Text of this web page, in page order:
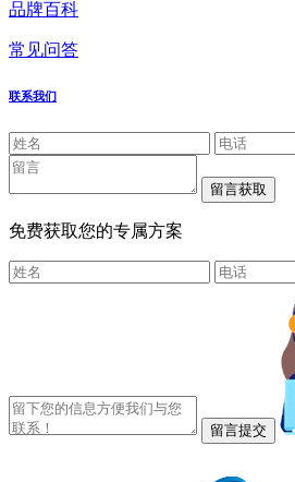
品牌百科
常见问答
联系我们
免费获取您的专属方案